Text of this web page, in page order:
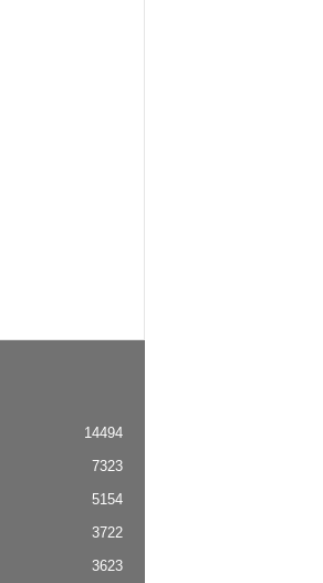
14494
7323
5154
3722
3623